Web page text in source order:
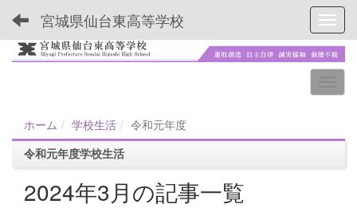
宮城県仙台東高等学校
ホーム 学校生活
令和元年度
令和元年度学校生活
2024年3月の記事一覧